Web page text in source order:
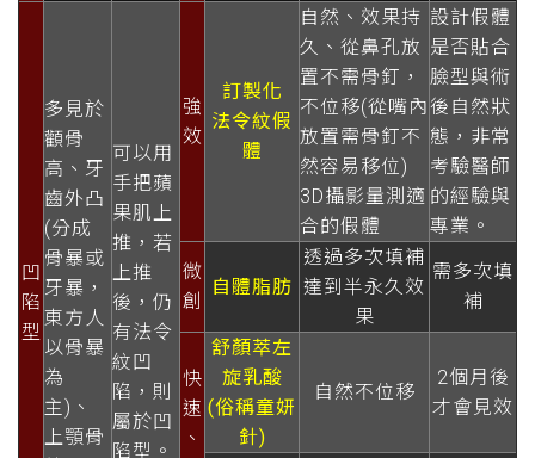
凹
陷
型
多見於
顴骨
高、牙
齒外凸
(分成
骨暴或
牙暴，
東方人
以骨暴
為
主)、
上顎骨
可以用
手把蘋
果肌上
推，若
上推
後，仍
有法令
紋凹
陷，則
屬於凹
陷型。
強
效
訂製化
法令紋假
體
自然、效果持
久、從鼻孔放
置不需骨釘，
不位移(從嘴內
放置需骨釘不
然容易移位)
3D攝影量測適
合的假體
設計假體
是否貼合
臉型與術
後自然狀
態，非常
考驗醫師
的經驗與
專業。
微
創
自體脂肪
透過多次填補
達到半永久效
果
需多次填
補
快
速
、
舒顏萃左
旋乳酸
(俗稱童妍
針)
自然不位移
2個月後
才會見效